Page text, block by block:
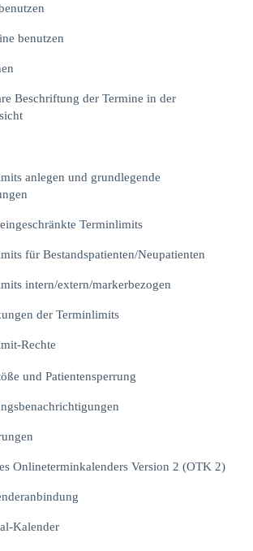
benutzen
Beschriftung der Termine in der
anlegen und grundlegende
Terminlimits
für Bestandspatienten/Neupatienten
intern/extern/markerbezogen
der Terminlimits
Rechte
und Patientensperrung
Onlineterminkalenders Version 2 (OTK 2)
Kalender